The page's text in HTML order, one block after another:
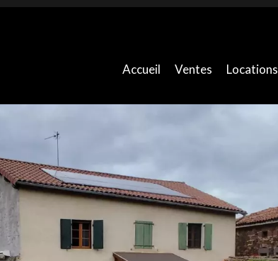
Accueil Ventes Locations